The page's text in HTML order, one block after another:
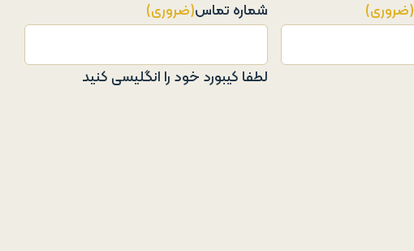
(ضروری) شماره تماس(ضروری)
لطفا کیبورد خود را انگلیسی کنید